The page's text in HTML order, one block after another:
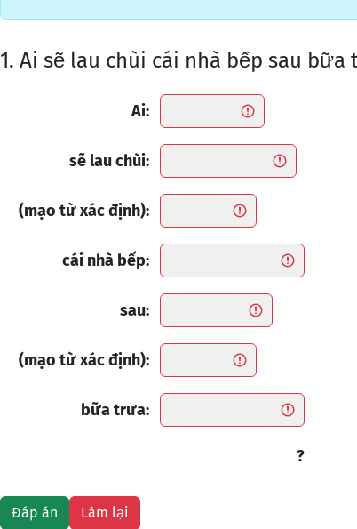
1. Ai sẽ lau chùi cái nhà bếp sau bữa
Ai:
sẽ lau chùi:
(mạo từ xác định):
cái nhà bếp:
sau:
(mạo từ xác định):
bữa trưa:
?